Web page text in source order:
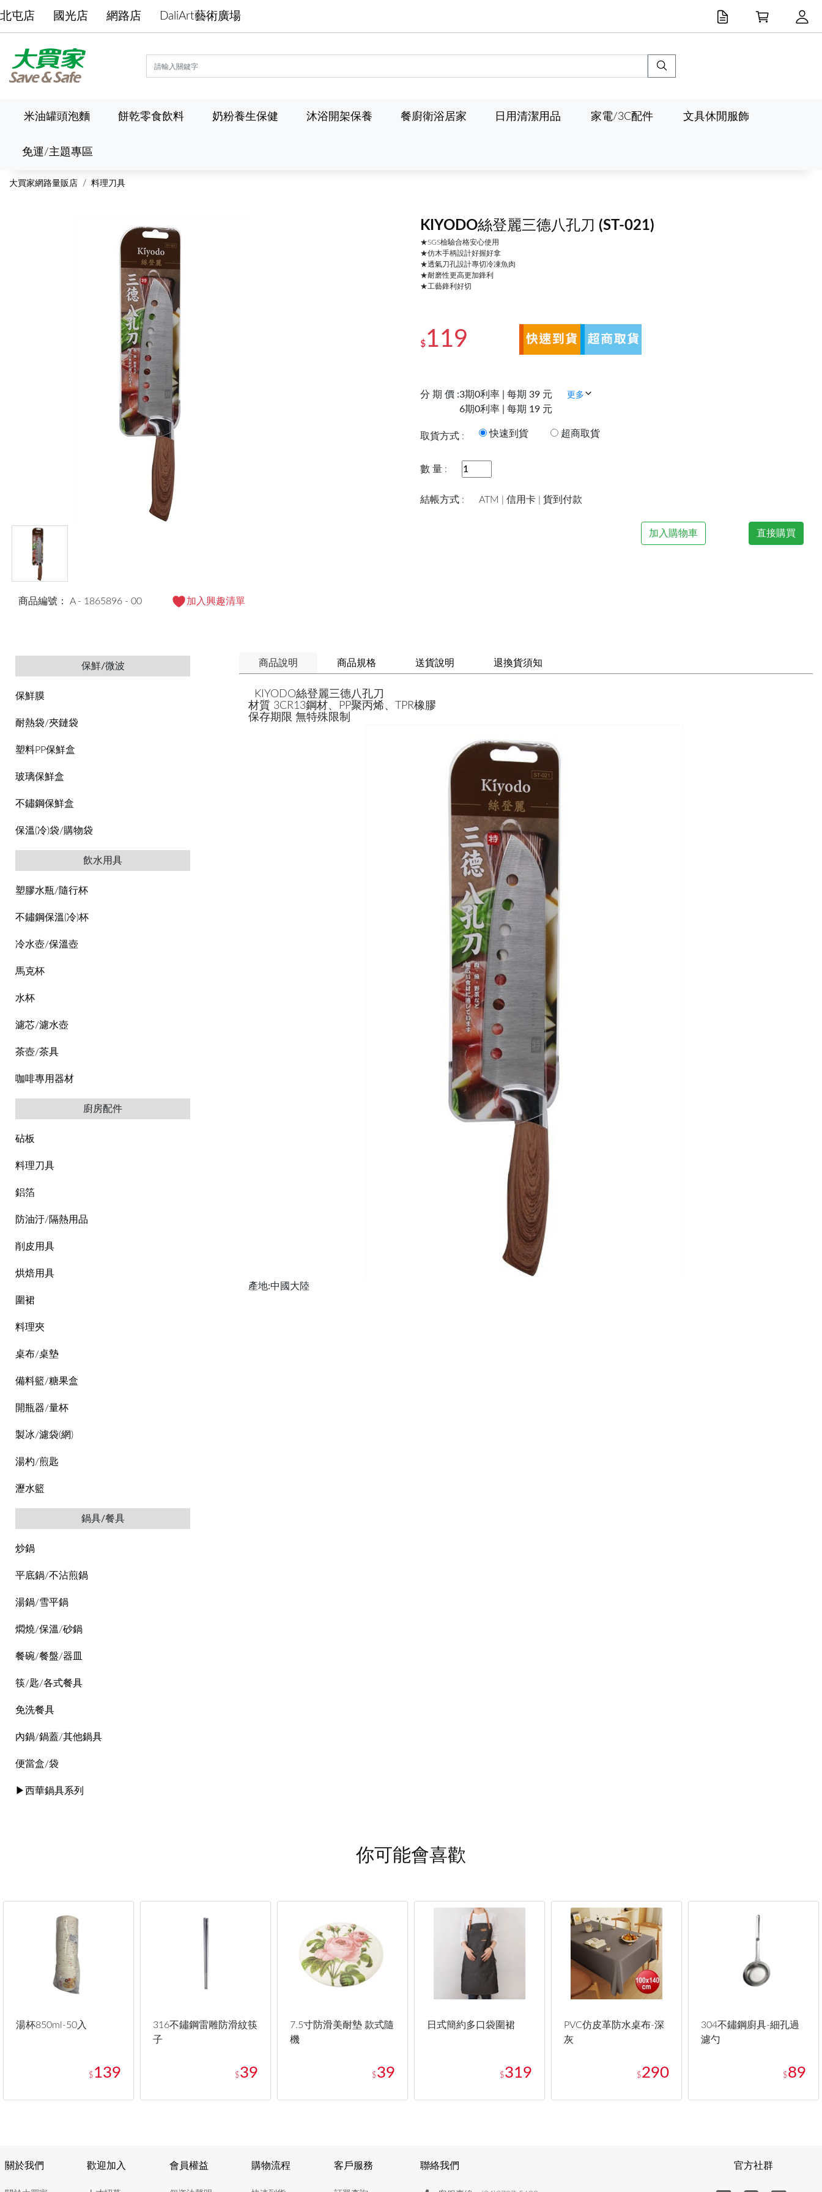
北屯店 國光店 網路店 DaliArt藝術廣場
米油罐頭泡麵 餅乾零食飲料 奶粉養生保健 沐浴開架保養 餐廚衛浴居家 日用清潔用品 家電/3C配件 文具休閒服飾
免運/主題專區
大買家網路量販店 料理刀具
商品編號： A - 1865896 - 00 加入興趣清單
KIYODO絲登麗三德八孔刀 (ST-021)
★SGS檢驗合格安心使用
★仿木手柄設計好握好拿
★透氣刀孔設計專切冷凍魚肉
★耐磨性更高更加鋒利
★工藝鋒利好切
$119
分 期 價 :3期0利率 | 每期 39 元
6期0利率 | 每期 19 元
更多
取貨方式 : 快速到貨 超商取貨
數 量 :
結帳方式 : ATM | 信用卡 | 貨到付款
加入購物車 直接購買
保鮮/微波
保鮮膜
耐熱袋/夾鏈袋
塑料PP保鮮盒
玻璃保鮮盒
不鏽鋼保鮮盒
保溫(冷)袋/購物袋
飲水用具
塑膠水瓶/隨行杯
不鏽鋼保溫(冷)杯
冷水壺/保溫壺
馬克杯
水杯
濾芯/濾水壺
茶壺/茶具
咖啡專用器材
廚房配件
砧板
料理刀具
鋁箔
防油汙/隔熱用品
削皮用具
烘焙用具
圍裙
料理夾
桌布/桌墊
備料籃/糖果盒
開瓶器/量杯
製冰/濾袋(網)
湯杓/煎匙
瀝水籃
鍋具/餐具
炒鍋
平底鍋/不沾煎鍋
湯鍋/雪平鍋
燜燒/保溫/砂鍋
餐碗/餐盤/器皿
筷/匙/各式餐具
免洗餐具
內鍋/鍋蓋/其他鍋具
便當盒/袋
▶西華鍋具系列
商品說明 商品規格 送貨說明 退換貨須知
KIYODO絲登麗三德八孔刀
材質 3CR13鋼材、PP聚丙烯、TPR橡膠
保存期限 無特殊限制
產地:中國大陸
你可能會喜歡
湯杯850ml-50入
$ 139
316不鏽鋼雷雕防滑紋筷
子
$39
7.5寸防滑美耐墊 款式隨
機
$39
日式簡約多口袋圍裙
$319
PVC仿皮革防水桌布-深
灰
$290
304不鏽鋼廚具-細孔過
濾勺
$89
關於我們 歡迎加入 會員權益 購物流程 客戶服務 聯絡我們 官方社群